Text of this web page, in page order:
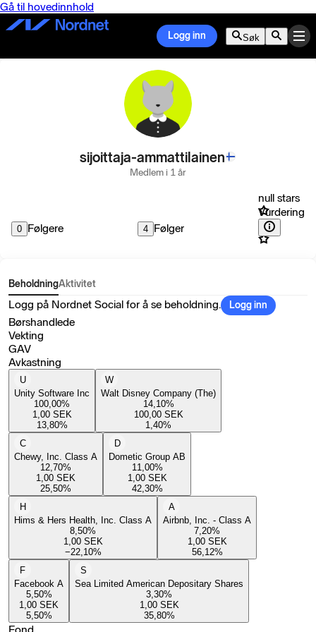
Gå til hovedinnhold
Logg inn Søk
sijoittaja-ammattilainen
Medlem i 1 år
0 Følgere 4 Følger
null stars
Vurdering
BeholdningAktivitet
Logg på Nordnet Social for å se beholdning. Logg inn
Børshandlede
Vekting
GAV
Avkastning
U
Unity Software Inc
100,00%
1,00 SEK
13,80%
W
Walt Disney Company (The)
14,10%
100,00 SEK
1,40%
C
Chewy, Inc. Class A
12,70%
1,00 SEK
25,50%
D
Dometic Group AB
11,00%
1,00 SEK
42,30%
H
Hims & Hers Health, Inc. Class A
8,50%
1,00 SEK
−22,10%
A
Airbnb, Inc. - Class A
7,20%
1,00 SEK
56,12%
F
Facebook A
5,50%
1,00 SEK
5,50%
S
Sea Limited American Depositary Shares
3,30%
1,00 SEK
35,80%